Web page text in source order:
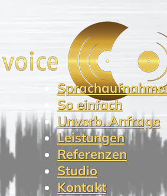
So einfach
Unverb. Anfrage
Leistungen
Referenzen
Studio
Kontakt